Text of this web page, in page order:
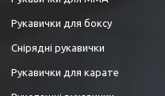
Рукавички для боксу
Снірядні рукавички
Рукавички для карате